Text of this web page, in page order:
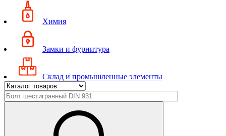
Химия
Замки и фурнитура
Склад и промышленные элементы